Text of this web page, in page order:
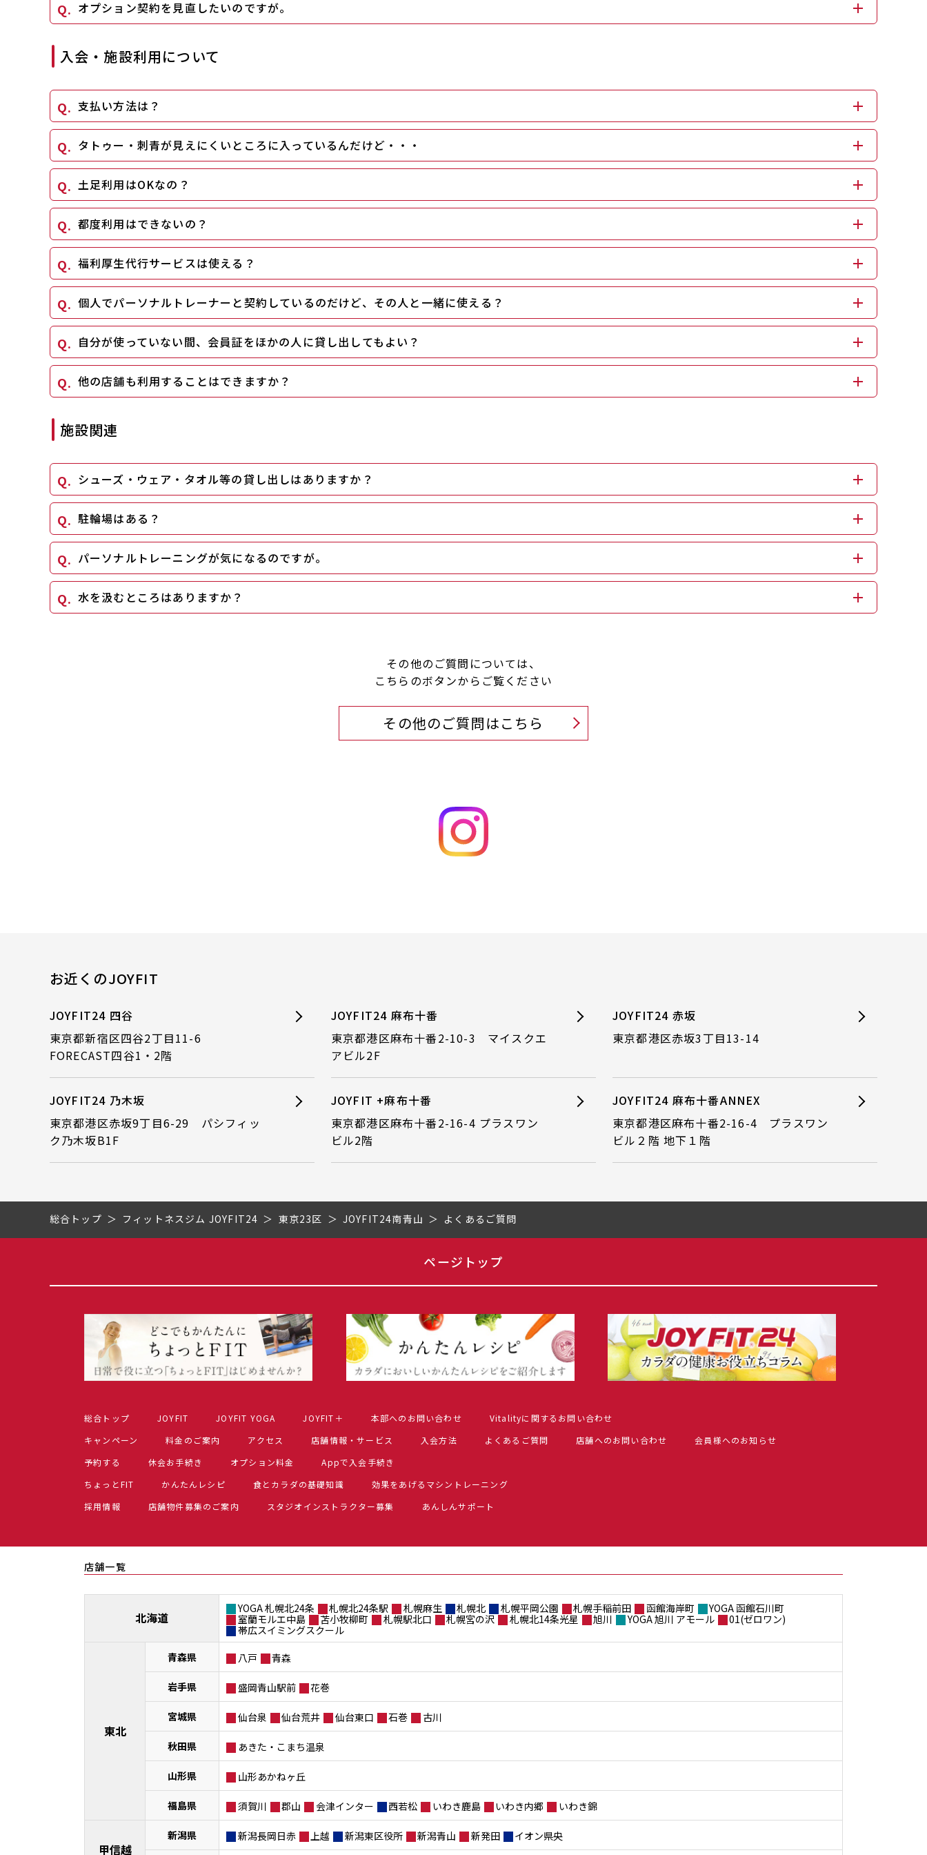
オプション契約を見直したいのですが。
入会・施設利用について
支払い方法は？
タトゥー・刺青が見えにくいところに入っているんだけど・・・
土足利用はOKなの？
都度利用はできないの？
福利厚生代行サービスは使える？
個人でパーソナルトレーナーと契約しているのだけど、その人と一緒に使える？
自分が使っていない間、会員証をほかの人に貸し出してもよい？
他の店舗も利用することはできますか？
施設関連
シューズ・ウェア・タオル等の貸し出しはありますか？
駐輪場はある？
パーソナルトレーニングが気になるのですが。
水を汲むところはありますか？
その他のご質問については、
こちらのボタンからご覧ください
その他のご質問はこちら
お近くのJOYFIT
JOYFIT24 四谷
東京都新宿区四谷2丁目11-6
FORECAST四谷1・2階
JOYFIT24 麻布十番
東京都港区麻布十番2-10-3 マイスクエ
アビル2F
JOYFIT24 赤坂
東京都港区赤坂3丁目13-14
JOYFIT24 乃木坂
東京都港区赤坂9丁目6-29 パシフィッ
ク乃木坂B1F
JOYFIT +麻布十番
東京都港区麻布十番2-16-4 プラスワン
ビル2階
JOYFIT24 麻布十番ANNEX
東京都港区麻布十番2-16-4 プラスワン
ビル２階 地下１階
総合トップ フィットネスジム JOYFIT24 東京23区 JOYFIT24南青山 よくあるご質問
ページトップ
総合トップ JOYFIT JOYFIT YOGA JOYFIT＋ 本部へのお問い合わせ
Vitalityに関するお問い合わせ
キャンペーン
料金のご案内 アクセス 店舗情報・サービス 入会方法 よくあるご質問 店舗へのお問い合わせ
会員様へのお知らせ
予約する
休会お手続き オプション料金
Appで入会手続き
ちょっとFIT
かんたんレシピ 食とカラダの基礎知識
効果をあげるマシントレーニング
採用情報
店舗物件募集のご案内 スタジオインストラクター募集 あんしんサポート
店舗一覧
北海道
YOGA 札幌北24条 札幌北24条駅 札幌麻生 札幌北 札幌平岡公園 札幌手稲前田 函館海岸町
YOGA 函館石川町
室蘭モルエ中島
苫小牧柳町 札幌駅北口 札幌宮の沢 札幌北14条光星 旭川 YOGA 旭川 アモール
01(ゼロワン)
帯広スイミングスクール
東北
青森県 八戸 青森
岩手県 盛岡青山駅前 花巻
宮城県 仙台泉 仙台荒井 仙台東口 石巻 古川
秋田県 あきた・こまち温泉
山形県 山形あかねヶ丘
福島県 須賀川 郡山 会津インター 西若松 いわき鹿島 いわき内郷 いわき錦
甲信越
新潟県 新潟長岡日赤 上越 新潟東区役所 新潟青山 新発田 イオン県央